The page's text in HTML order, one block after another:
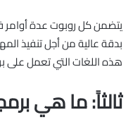
يتضمن كل روبوت عدة أوامر
بدقة عالية من أجل تنفيذ
هذه اللغات التي تعمل على
ثالثاً: ما هي